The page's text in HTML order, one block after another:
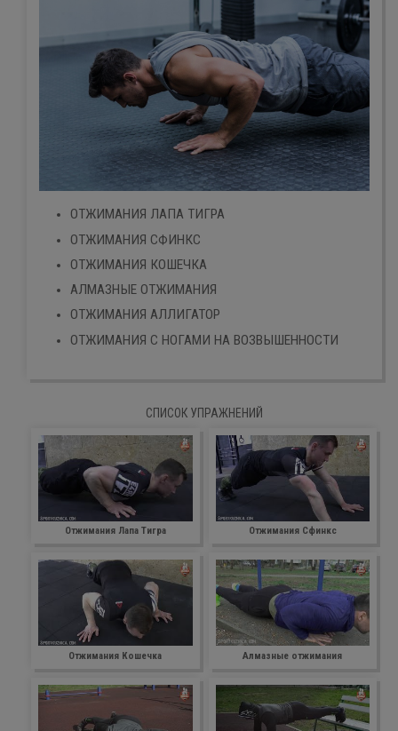
ОТЖИМАНИЯ ЛАПА ТИГРА
ОТЖИМАНИЯ СФИНКС
ОТЖИМАНИЯ КОШЕЧКА
АЛМАЗНЫЕ ОТЖИМАНИЯ
ОТЖИМАНИЯ АЛЛИГАТОР
ОТЖИМАНИЯ С НОГАМИ НА ВОЗВЫШЕННОСТИ
СПИСОК УПРАЖНЕНИЙ
Отжимания Лапа Тигра Отжимания Сфинкс
Отжимания Кошечка Алмазные отжимания